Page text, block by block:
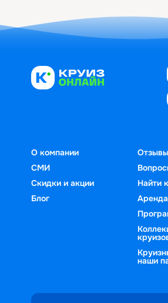
О компании
СМИ
Скидки и акции
Блог
Отзывы
Найти
наши